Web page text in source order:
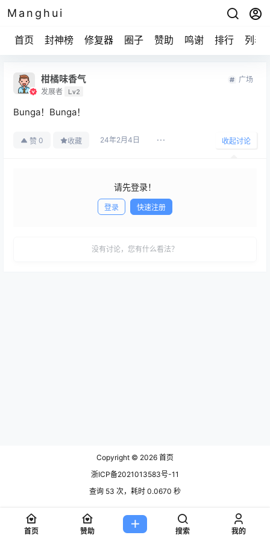
Manghui
首页 封神榜 修复器 圈子 赞助 鸣谢 排行 列表
柑橘味香气
发展者 Lv2
广场
Bunga！Bunga！
赞 0 收藏 24年2月4日 收起讨论
请先登录！
登录 快速注册
没有讨论，您有什么看法？
Copyright © 2026 首页
浙ICP备2021013583号-11
查询 53 次，耗时 0.0670 秒
首页 赞助 搜索 我的